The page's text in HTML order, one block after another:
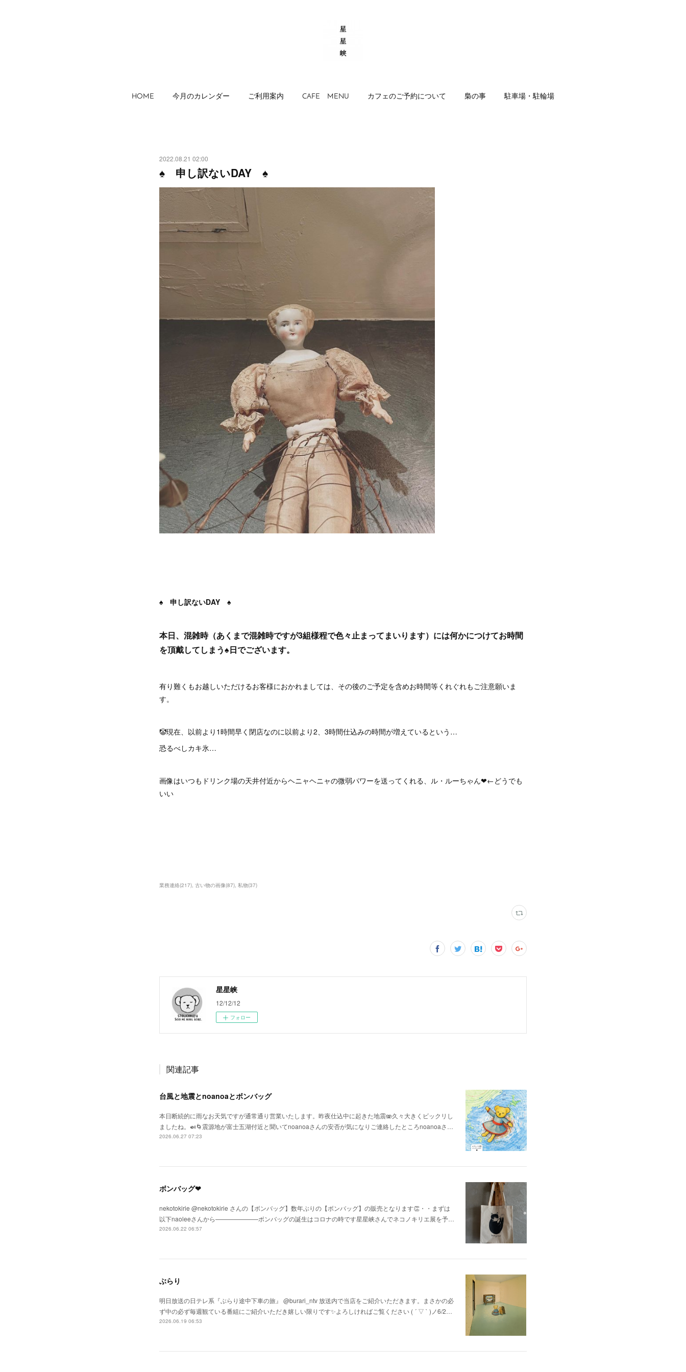
HOME 今月のカレンダー ご利用案内 CAFE MENU カフェのご予約について 梟の事 駐車場・駐輪場
2022.08.21 02:00
♠︎ 申し訳ないDAY ♠︎⁡
♠︎ 申し訳ないDAY ♠︎⁡
本日、混雑時（あくまで混雑時ですが3組様程で色々止まってまいります）には何かにつけてお時間
を頂戴してしまう♠︎日でございます。
有り難くもお越しいただけるお客様におかれましては、その後のご予定を含めお時間等くれぐれもご注意願いま
す。⁡
🤡現在、以前より1時間早く閉店なのに以前より2、3時間仕込みの時間が増えているという…
恐るべしカキ氷…
画像はいつもドリンク場の天井付近からヘニャヘニャの微弱パワーを送ってくれる、ル・ルーちゃん❤︎←どうでも
いい
業務連絡(217) 古い物の画像(87) 私物(37)
星星峡
12/12/12
フォロー
関連記事
台風と地震とnoanoaとボンバッグ
本日断続的に雨なお天気ですが通常通り営業いたします。昨夜仕込中に起きた地震🫨久々大きくビックリし
ましたね。🍛🌀震源地が富士五湖付近と聞いてnoanoaさんの安否が気になりご連絡したところnoanoaさ…
2026.06.27 07:23
ボンバッグ❤
nekotokirie @nekotokirie さんの【ボンバッグ】数年ぶりの【ボンバッグ】の販売となります👏・・まずは
以下naoleeさんから———————ボンバッグの誕生はコロナの時です星星峡さんでネコノキリエ展を予…
2026.06.22 06:57
ぶらり
明日放送の日テレ系『ぶらり途中下車の旅』 @burari_ntv 放送内で当店をご紹介いただきます。まさかの必
ず中の必ず毎週観ている番組にご紹介いただき嬉しい限りです✨よろしければご覧ください ( ´ ▽ ` )ノ6/2…
2026.06.19 06:53